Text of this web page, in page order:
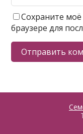
Сохраните моё
браузере для